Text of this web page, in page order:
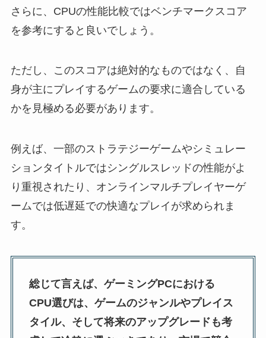
さらに、CPUの性能比較ではベンチマークスコア
を参考にすると良いでしょう。
ただし、このスコアは絶対的なものではなく、自
身が主にプレイするゲームの要求に適合している
かを見極める必要があります。
例えば、一部のストラテジーゲームやシミュレー
ションタイトルではシングルスレッドの性能がよ
り重視されたり、オンラインマルチプレイヤーゲ
ームでは低遅延での快適なプレイが求められま
す。
総じて言えば、ゲーミングPCにおける
CPU選びは、ゲームのジャンルやプレイス
タイル、そして将来のアップグレードも考